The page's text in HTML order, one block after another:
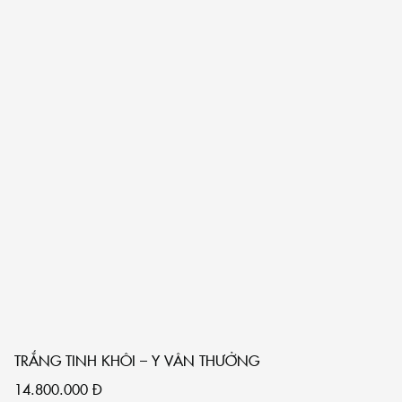
TRẮNG TINH KHÔI – Y VÂN THƯỞNG
14.800.000 Đ